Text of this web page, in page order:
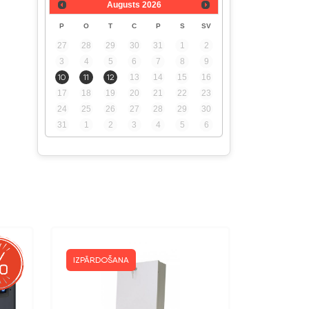
Augusts 2026
P O T C P S SV
27 28 29 30 31 1
2
3
4 5 6 7 8
9
10
11 12 13 14 15
16
17
18 19 20 21 22
23
24
25 26 27 28 29
30
31
1 2 3 4 5 6
IZPĀRDOŠANA